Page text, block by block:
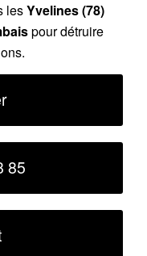
lesYvelines (78)
pour détruire
85